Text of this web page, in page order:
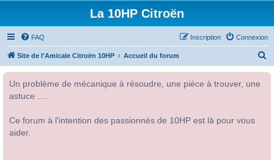
La 10HP Citroën
FAQ Connexion
Inscription
Site de l'Amicale Citroën 10HP Accueil du forum
Un problème de mécanique à résoudre, une pièce à trouver, une
astuce ....
Ce forum à l'intention des passionnés de 10HP est là pour vous
aider.